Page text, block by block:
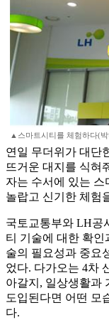
▲스마트시티를 체험하다(
연일 무더위가 대단
뜨거운 대지를 식혀
자는 수서에 있는
놀랍고 신기한 체험
국토교통부와 LH공
티 기술에 대한 확인
술의 필요성과 중요
었다. 다가오는 4차
아갈지, 일상생활과
도입된다면 어떤 모
다.